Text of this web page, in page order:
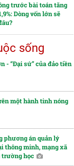
trước bài toán tăng
Dòng vốn lớn sẽ
sống
- “Đại sứ” của đảo tiền
một hành tinh nóng
phương án quản lý
thông minh, mạng xã
trường học